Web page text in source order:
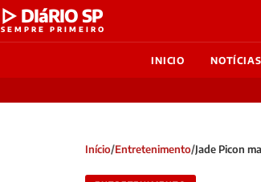
▷ DIáRIO SP
SEMPRE PRIMEIRO
INICIO NOTÍCIAS
Início/Entretenimento/Jade Picon